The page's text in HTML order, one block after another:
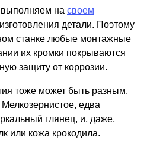
на своем
детали. Поэтому
станке любые монтажные
их кромки покрываются
защиту от коррозии.
тоже может быть разным.
едва
глянец, и, даже,
или кожа крокодила.